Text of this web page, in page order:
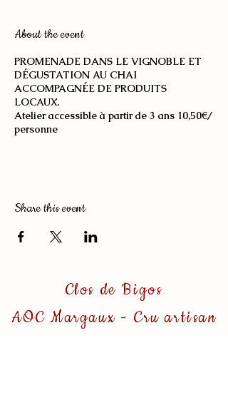
About the event
PROMENADE DANS LE VIGNOBLE ET
DÉGUSTATION AU CHAI
ACCOMPAGNÉE DE PRODUITS
LOCAUX.
Atelier accessible à partir de 3 ans 10,50€/
personne
Share this event
Clos de Bigos
AOC Margaux - Cru artisan